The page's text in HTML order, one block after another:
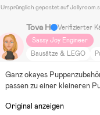
Ursprünglich gepostet auf
Tove H
Verifizierter
Sassy Joy Engineer
Bausätze & LEGO
Bolibompa
Monster High
Ganz okayes
passen zu einer kleineren
Original anzeigen